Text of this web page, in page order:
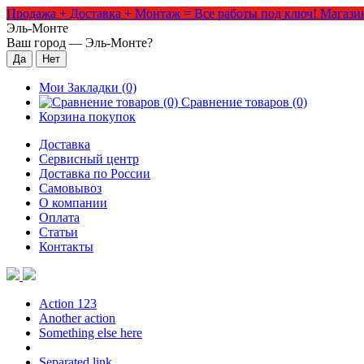
Продажа + Доставка + Монтаж = Все работы под ключ!
Эль-Монте
Ваш город — Эль-Монте?
Мои Закладки (0)
Сравнение товаров (0)
Корзина покупок
Доставка
Сервисный центр
Доставка по России
Самовывоз
О компании
Оплата
Статьи
Контакты
Action 123
Another action
Something else here